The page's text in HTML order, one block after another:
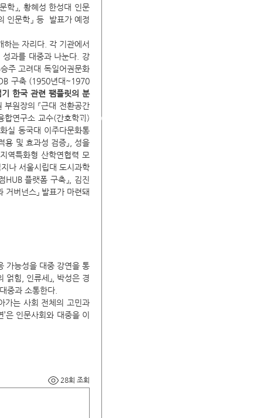
학」, 황혜성 한성대 인문
인문학」 등  발표가 예정
하는 자리다. 각 기관에서
과를 대중과 나눈다. 강
주 고려대 독일어권문화
구축 (1950년대~1970
기 한국 관련 팸플릿의 분
부원장의 「근대 전환공간
연구소 교수(간호학과)
실 동국대 이주다문화통
용 및 효과성 검증」, 성을
역특화형 산학연협력 모
나 서울시립대 도시과학
플랫폼 구축」, 김진
버넌스」 발표가 마련돼
가능성을 대중 강연을 통
얽힘, 인류세」, 박성은 경
중과 소통한다.
가는 사회 전체의 고민과
은 인문사회와 대중을 이
28회 조회
COPYRIGHT(C) 2019 DONG-A UNIVERSITY HHII ALLRIGHTS RESERVED(S.D.K)